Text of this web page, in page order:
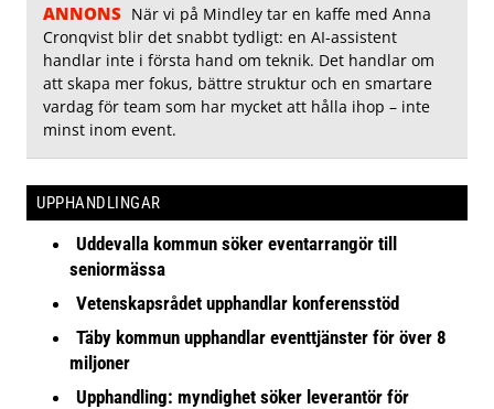
ANNONS När vi på Mindley tar en kaffe med Anna
Cronqvist blir det snabbt tydligt: en AI-assistent
handlar inte i första hand om teknik. Det handlar om
att skapa mer fokus, bättre struktur och en smartare
vardag för team som har mycket att hålla ihop – inte
minst inom event.
UPPHANDLINGAR
Uddevalla kommun söker eventarrangör till
seniormässa
Vetenskapsrådet upphandlar konferensstöd
Täby kommun upphandlar eventtjänster för över 8
miljoner
Upphandling: myndighet söker leverantör för